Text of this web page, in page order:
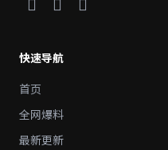
快速导航
首页
全网爆料
最新更新